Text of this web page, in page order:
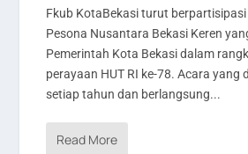
Fkub KotaBekasi turut
Pesona Nusantara Bekasi Keren
Pemerintah Kota Bekasi dalam
perayaan HUT RI ke-78. Acara yang
setiap tahun dan berlangsung...
Read More